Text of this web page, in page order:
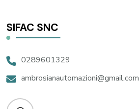
SIFAC SNC
0289601329
ambrosianautomazioni@gmail.com